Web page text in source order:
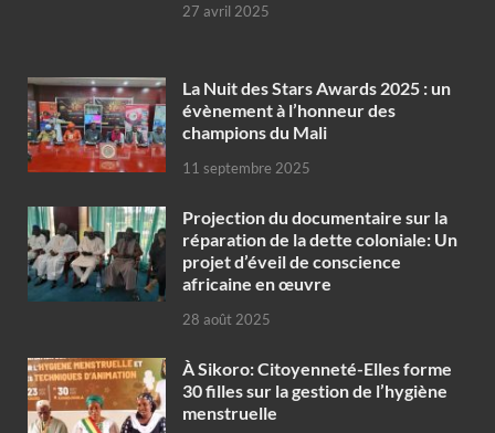
27 avril 2025
‎La Nuit des Stars Awards 2025 : un
évènement à l’honneur des
champions du Mali
11 septembre 2025
Projection du documentaire sur la
réparation de la dette coloniale: Un
projet d’éveil de conscience
africaine en œuvre‎
28 août 2025
À Sikoro: Citoyenneté-Elles forme
30 filles sur la gestion de l’hygiène
menstruelle